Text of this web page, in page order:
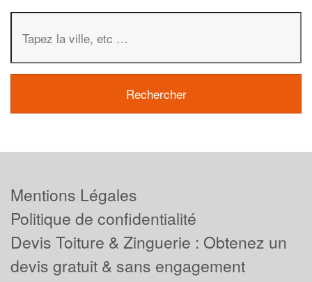
Mentions Légales
Politique de confidentialité
Devis Toiture & Zinguerie : Obtenez un
devis gratuit & sans engagement